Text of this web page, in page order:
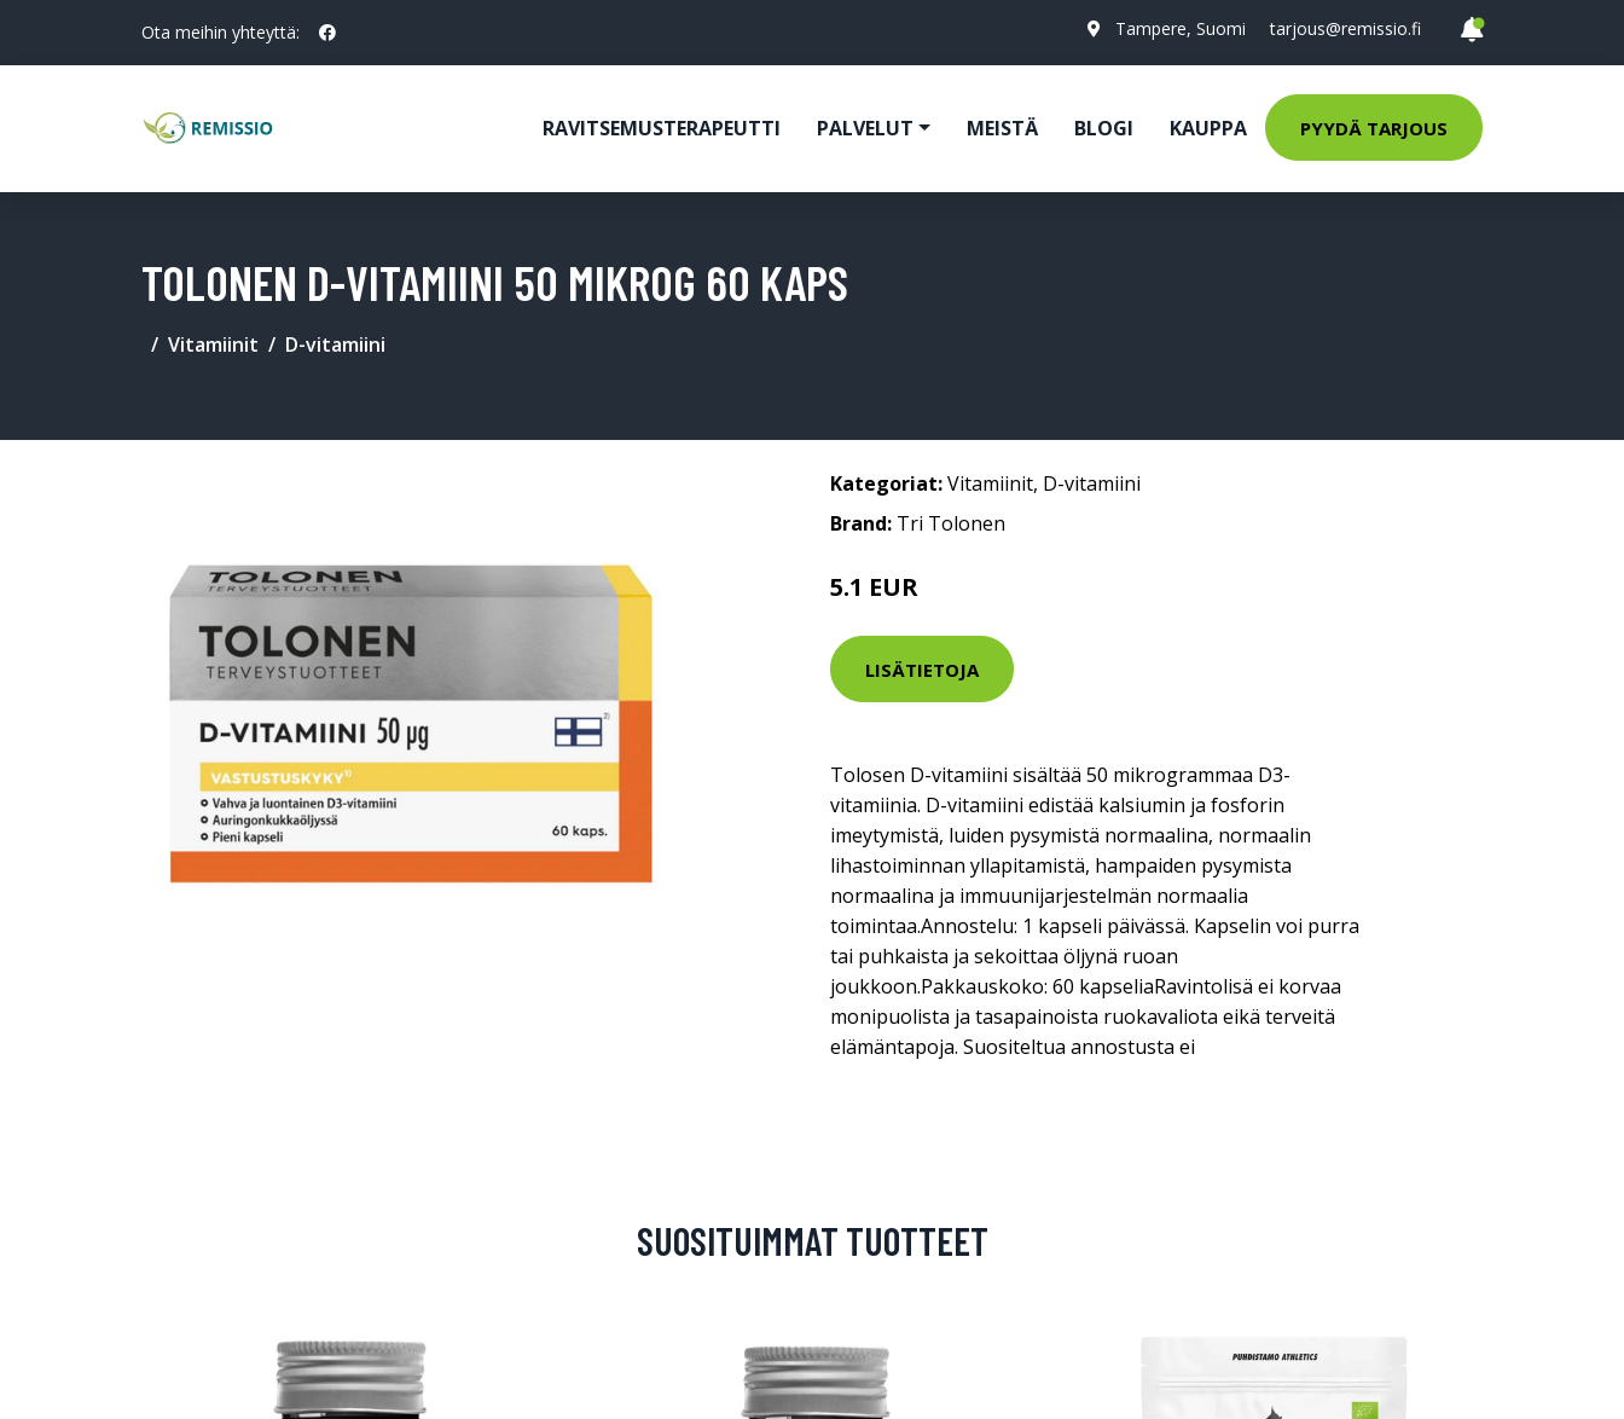
Ota meihin yhteyttä: Tampere, Suomi tarjous@remissio.fi
RAVITSEMUSTERAPEUTTI PALVELUT MEISTÄ BLOGI KAUPPA PYYDÄ TARJOUS
TOLONEN D-VITAMIINI 50 MIKROG 60 KAPS
Vitamiinit D-vitamiini
Kategoriat:Vitamiinit, D-vitamiini
Brand: Tri Tolonen
5.1 EUR
LISÄTIETOJA
Tolosen D-vitamiini sisältää 50 mikrogrammaa D3-
vitamiinia. D-vitamiini edistää kalsiumin ja fosforin
imeytymistä, luiden pysymistä normaalina, normaalin
lihastoiminnan yllapitamistä, hampaiden pysymista
normaalina ja immuunijarjestelmän normaalia
toimintaa.Annostelu: 1 kapseli päivässä. Kapselin voi purra
tai puhkaista ja sekoittaa öljynä ruoan
joukkoon.Pakkauskoko: 60 kapseliaRavintolisä ei korvaa
monipuolista ja tasapainoista ruokavaliota eikä terveitä
elämäntapoja. Suositeltua annostusta ei
SUOSITUIMMAT TUOTTEET